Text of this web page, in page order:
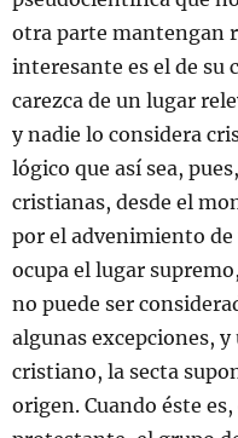
otra parte mantengan
interesante es el de su
carezca de un lugar
y nadie lo considera
lógico que así sea,
cristianas, desde el
por el advenimiento
ocupa el lugar
no puede ser
algunas excepciones,
cristiano, la secta
origen. Cuando éste